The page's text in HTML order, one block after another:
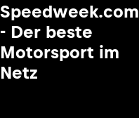
Speedweek.com
- Der beste
Motorsport im
Netz